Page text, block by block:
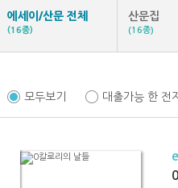
에세이/산문 전체
(16종)
산문집
(16종)
모두보기 대출가능 한 전